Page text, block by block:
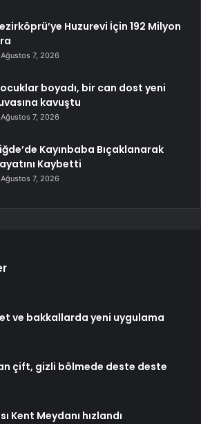
Huzurevi İçin 192 Milyon
Ağustos 7, 2026
boyadı, bir can dost yeni
kavuştu
Ağustos 7, 2026
Kayınbaba Bıçaklanarak
Kaybetti
Ağustos 7, 2026
ve bakkallarda yeni uygulama
çift, gizli bölmede deste deste
Kent Meydanı hızlandı